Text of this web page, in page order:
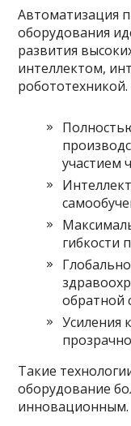
Автоматизация
оборудования
развития
интеллектом,
участием
гибкости
обратной
Усиления
Такие
оборудование
инновационным.